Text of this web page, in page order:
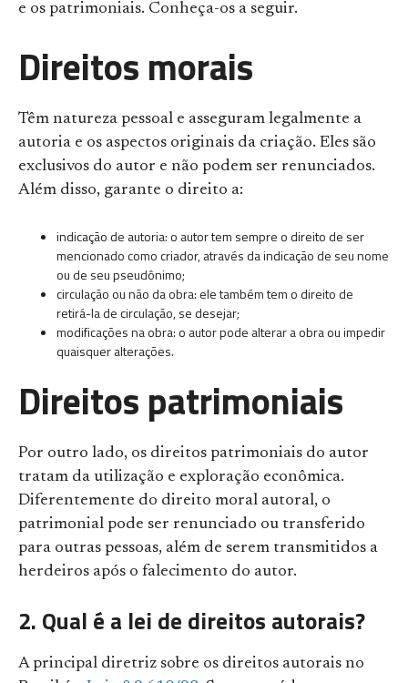
e os patrimoniais. Conheça-os a seguir.
Direitos morais
Têm natureza pessoal e asseguram legalmente a
autoria e os aspectos originais da criação. Eles são
exclusivos do autor e não podem ser renunciados.
Além disso, garante o direito a:
indicação de autoria: o autor tem sempre o direito de ser
mencionado como criador, através da indicação de seu nome
ou de seu pseudônimo;
circulação ou não da obra: ele também tem o direito de
retirá-la de circulação, se desejar;
modificações na obra: o autor pode alterar a obra ou impedir
quaisquer alterações.
Direitos patrimoniais
Por outro lado, os direitos patrimoniais do autor
tratam da utilização e exploração econômica.
Diferentemente do direito moral autoral, o
patrimonial pode ser renunciado ou transferido
para outras pessoas, além de serem transmitidos a
herdeiros após o falecimento do autor.
2. Qual é a lei de direitos autorais?
A principal diretriz sobre os direitos autorais no